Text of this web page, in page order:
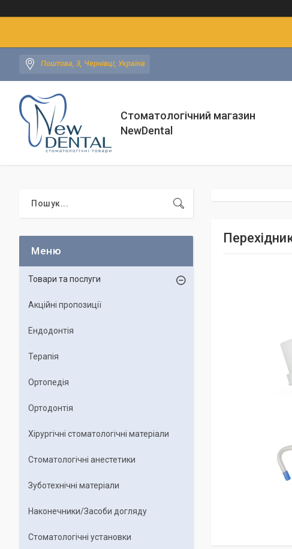
Поштова, 3, Чернівці, Україна
Стоматологічний магазин
NewDental
Товари та послуги
Акційні пропозиції
Ендодонтія
Терапія
Ортопедія
Ортодонтія
Хірургічні стоматологічні матеріали
Стоматологічні анестетики
Зуботехнічні матеріали
Наконечники/Засоби догляду
Стоматологічні установки